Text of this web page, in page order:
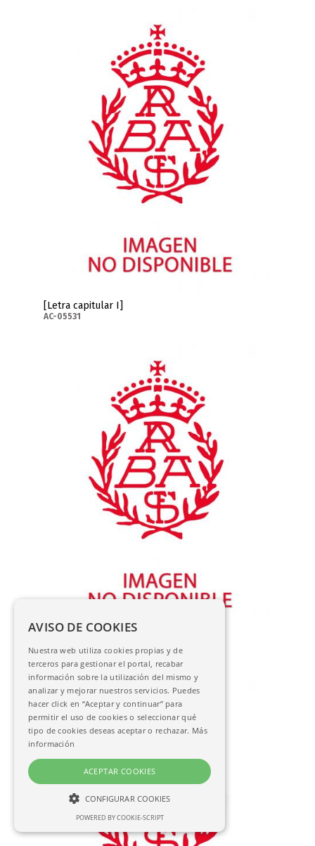
[Letra capitular I]
AC-05531
AC-05532
AVISO DE COOKIES
Nuestra web utiliza cookies propias y de
terceros para gestionar el portal, recabar
información sobre la utilización del mismo y
analizar y mejorar nuestros servicios. Puedes
hacer click en “Aceptar y continuar” para
permitir el uso de cookies o seleccionar qué
tipo de cookies deseas aceptar o rechazar. Más
información
ACEPTAR COOKIES
CONFIGURAR COOKIES
NECESARIASPOWERED BY COOKIE-SCRIPT